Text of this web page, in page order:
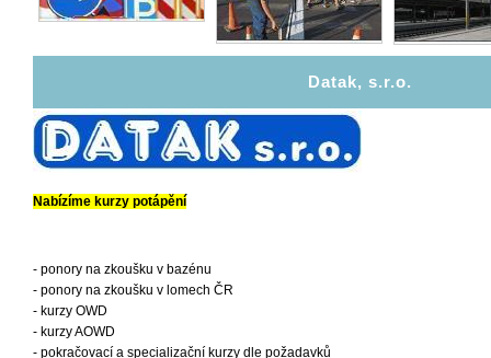
Datak, s.r.o.
Nabízíme kurzy potápění
- ponory na zkoušku v bazénu
- ponory na zkoušku v lomech ČR
- kurzy OWD
- kurzy AOWD
- pokračovací a specializační kurzy dle požadavků